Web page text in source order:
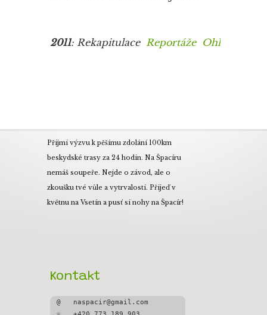
2011: Rekapitulace Reportáže Ohlasy
Přijmi výzvu k pěšímu zdolání 100km
beskydské trasy za 24 hodin. Na Špacíru
nemáš soupeře. Nejde o závod, ale o
zkoušku tvé vůle a vytrvalosti. Přijeď v
květnu na Vsetín a pusť si nohy na Špacír!
Kontakt
@   naspacir@gmail.com